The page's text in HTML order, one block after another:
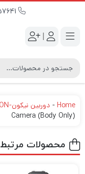
|
Home
- دوربین نیکون-NIKON
Camera (Body Only)
محصولات مرتبط